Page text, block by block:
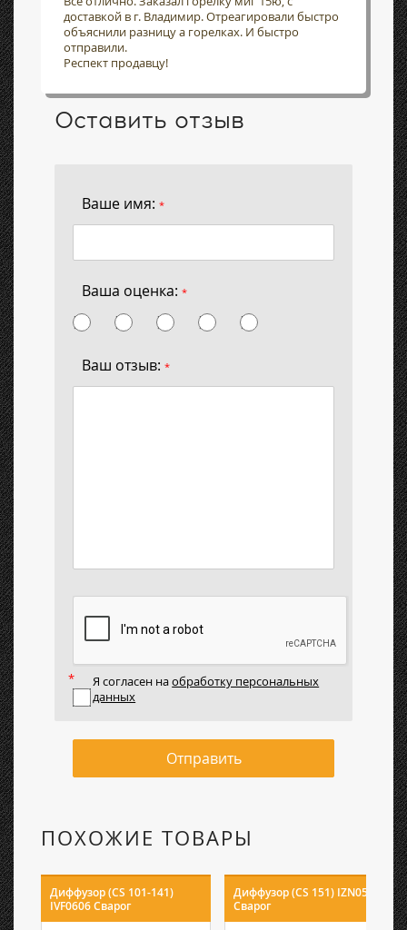
доставкой в г. Владимир. Отреагировали быстро
объяснили разницу а горелках. И быстро
отправили.
Респект продавцу!
Оставить отзыв
Ваше имя: *
Ваша оценка: *
Ваш отзыв: *
Я согласен наобработку персональных
данных
Отправить
ПОХОЖИЕ ТОВАРЫ
Диффузор (CS 101-141)
IVF0606 Сварог
Диффузор (CS 151) IZN0515
Сварог